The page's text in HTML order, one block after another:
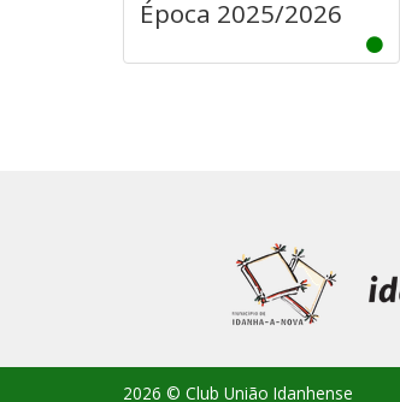
Época 2025/2026
2026 © Club União Idanhense